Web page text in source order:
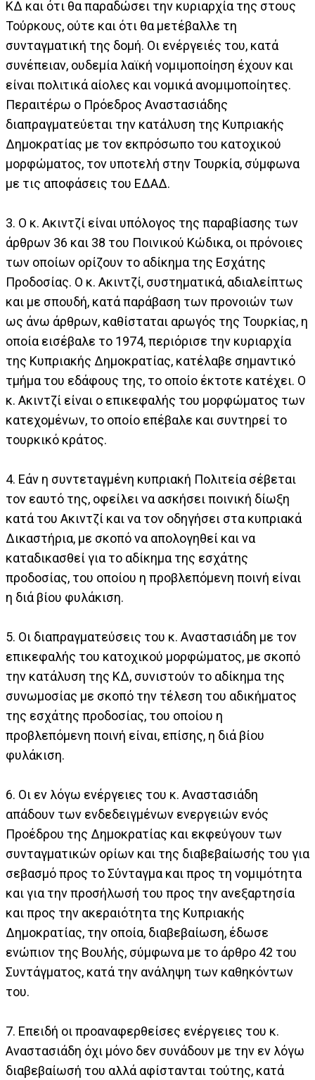
ΚΔ και ότι θα παραδώσει την κυριαρχία της στους
Τούρκους, ούτε και ότι θα μετέβαλλε τη
συνταγματική της δομή. Οι ενέργειές του, κατά
συνέπειαν, ουδεμία λαϊκή νομιμοποίηση έχουν και
είναι πολιτικά αίολες και νομικά ανομιμοποίητες.
Περαιτέρω ο Πρόεδρος Αναστασιάδης
διαπραγματεύεται την κατάλυση της Κυπριακής
Δημοκρατίας με τον εκπρόσωπο του κατοχικού
μορφώματος, τον υποτελή στην Τουρκία, σύμφωνα
με τις αποφάσεις του ΕΔΑΔ.
3. Ο κ. Ακιντζί είναι υπόλογος της παραβίασης των
άρθρων 36 και 38 του Ποινικού Κώδικα, οι πρόνοιες
των οποίων ορίζουν το αδίκημα της Εσχάτης
Προδοσίας. Ο κ. Ακιντζί, συστηματικά, αδιαλείπτως
και με σπουδή, κατά παράβαση των προνοιών των
ως άνω άρθρων, καθίσταται αρωγός της Τουρκίας, η
οποία εισέβαλε το 1974, περιόρισε την κυριαρχία
της Κυπριακής Δημοκρατίας, κατέλαβε σημαντικό
τμήμα του εδάφους της, το οποίο έκτοτε κατέχει. Ο
κ. Ακιντζί είναι ο επικεφαλής του μορφώματος των
κατεχομένων, το οποίο επέβαλε και συντηρεί το
τουρκικό κράτος.
4. Εάν η συντεταγμένη κυπριακή Πολιτεία σέβεται
τον εαυτό της, οφείλει να ασκήσει ποινική δίωξη
κατά του Ακιντζί και να τον οδηγήσει στα κυπριακά
Δικαστήρια, με σκοπό να απολογηθεί και να
καταδικασθεί για το αδίκημα της εσχάτης
προδοσίας, του οποίου η προβλεπόμενη ποινή είναι
η διά βίου φυλάκιση.
5. Οι διαπραγματεύσεις του κ. Αναστασιάδη με τον
επικεφαλής του κατοχικού μορφώματος, με σκοπό
την κατάλυση της ΚΔ, συνιστούν το αδίκημα της
συνωμοσίας με σκοπό την τέλεση του αδικήματος
της εσχάτης προδοσίας, του οποίου η
προβλεπόμενη ποινή είναι, επίσης, η διά βίου
φυλάκιση.
6. Οι εν λόγω ενέργειες του κ. Αναστασιάδη
απάδουν των ενδεδειγμένων ενεργειών ενός
Προέδρου της Δημοκρατίας και εκφεύγουν των
συνταγματικών ορίων και της διαβεβαίωσής του για
σεβασμό προς το Σύνταγμα και προς τη νομιμότητα
και για την προσήλωσή του προς την ανεξαρτησία
και προς την ακεραιότητα της Κυπριακής
Δημοκρατίας, την οποία, διαβεβαίωση, έδωσε
ενώπιον της Βουλής, σύμφωνα με το άρθρο 42 του
Συντάγματος, κατά την ανάληψη των καθηκόντων
του.
7. Επειδή οι προαναφερθείσες ενέργειες του κ.
Αναστασιάδη όχι μόνο δεν συνάδουν με την εν λόγω
διαβεβαίωσή του αλλά αφίστανται τούτης, κατά